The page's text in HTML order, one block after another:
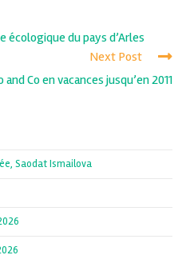
écologique du pays d’Arles
Next Post
and Co en vacances jusqu’en 2011
Saodat Ismailova